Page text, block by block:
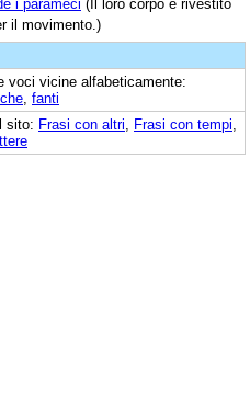
i parameci (Il loro corpo è rivestito
il movimento.)
voci vicine alfabeticamente:
fanti
sito: Frasi con altri Frasi con tempi